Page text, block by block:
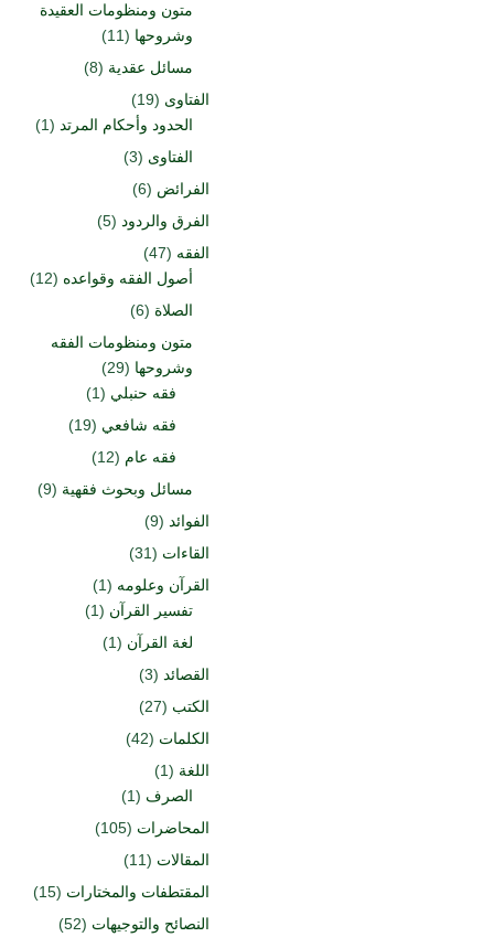
متون ومنظومات العقيدة
وشروحها (11)
مسائل عقدية (8)
الفتاوى (19)
الحدود وأحكام المرتد (1)
الفتاوى (3)
الفرائض (6)
الفرق والردود (5)
الفقه (47)
أصول الفقه وقواعده (12)
الصلاة (6)
متون ومنظومات الفقه
وشروحها (29)
فقه حنبلي (1)
فقه شافعي (19)
فقه عام (12)
مسائل وبحوث فقهية (9)
الفوائد (9)
القاءات (31)
القرآن وعلومه (1)
تفسير القرآن (1)
لغة القرآن (1)
القصائد (3)
الكتب (27)
الكلمات (42)
اللغة (1)
الصرف (1)
المحاضرات (105)
المقالات (11)
المقتطفات والمختارات (15)
النصائح والتوجيهات (52)